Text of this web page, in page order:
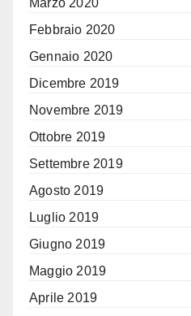
Febbraio 2020
Gennaio 2020
Dicembre 2019
Novembre 2019
Ottobre 2019
Settembre 2019
Agosto 2019
Luglio 2019
Giugno 2019
Maggio 2019
Aprile 2019